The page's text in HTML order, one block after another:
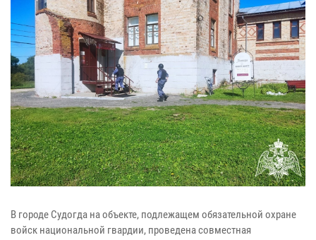
В городе Судогда на объекте, подлежащем обязательной охране
войск национальной гвардии, проведена совместная